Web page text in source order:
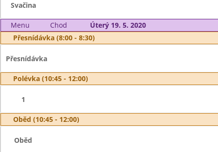
Svačina
Menu Chod
Úterý 19. 5. 2020
Přesnídávka (8:00 - 8:30)
Přesnídávka
Polévka (10:45 - 12:00)
1
Oběd (10:45 - 12:00)
Oběd